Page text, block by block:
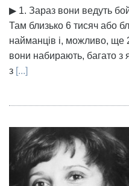
▶ 1. Зараз вони ведуть
Там близько 6 тисяч або
найманців і, можливо, ще
вони набирають, багато з
з [...]